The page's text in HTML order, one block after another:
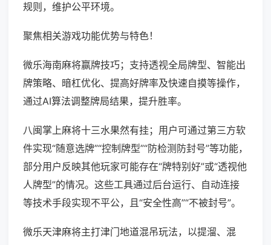
规则，维护公平环境。
聚焦相关游戏功能优势与特色！
微乐海南麻将赢牌技巧；支持透视全局牌型、智能出
牌策略、暗杠优化、提高好牌率及快速自摸等操作，
通过AI算法调整牌局结果，提升胜率。
八闽掌上麻将十三水果然有挂；用户可通过第三方软
件实现“随意选牌”“控制牌型”“防检测防封号”等功能，
部分用户反映其他玩家可能存在“牌特别好”或“透视他
人牌型”的情况。这些工具通过后台运行、自动连接
等技术手段实现不平公，且“安全性高”“不被封号”。
微乐天津麻将主打津门地道混吊玩法，以提溜、混